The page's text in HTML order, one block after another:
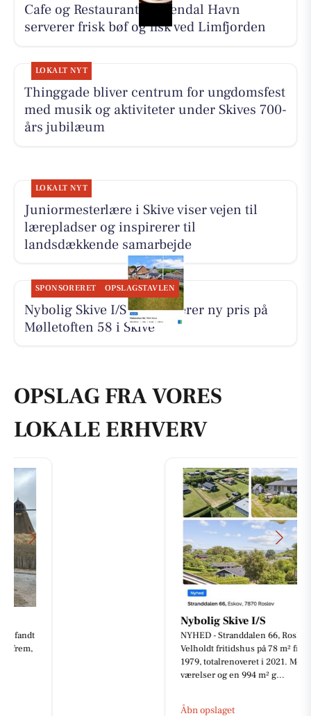
Cafe og Restaurant Gyldendal Havn
serverer frisk bøf og fisk ved Limfjorden
LOKALT NYT
Thinggade bliver centrum for ungdomsfest
med musik og aktiviteter under Skives 700-
års jubilæum
LOKALT NYT
Juniormesterlære i Skive viser vejen til
lærepladser og inspirerer til
landsdækkende samarbejde
SPONSORERET OPSLAGSTAVLEN
Nybolig Skive I/S præsenterer ny pris på
Mølletoften 58 i Skive
OPSLAG FRA VORES
LOKALE ERHVERV
NYHED - Stranddalen 66, Roslev
Velholdt fritidshus på 78 m² fra
1979, totalrenoveret i 2021. Med tre
værelser og en 994 m² g...